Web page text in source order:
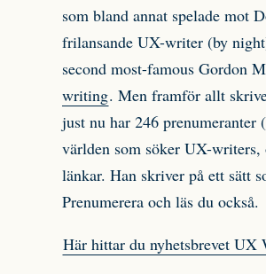
som bland annat spelade mot
frilansande UX-writer (by
second most-famous Gordon
writing. Men framför allt
just nu har 246 prenumeranter
världen som söker UX-writers,
länkar. Han skriver på ett sätt
Prenumerera och läs du också.
Här hittar du nyhetsbrevet UX